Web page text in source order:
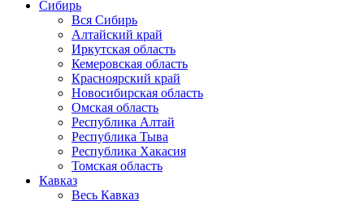
Сибирь
Вся Сибирь
Алтайский край
Иркутская область
Кемеровская область
Красноярский край
Новосибирская область
Омская область
Республика Алтай
Республика Тыва
Республика Хакасия
Томская область
Кавказ
Весь Кавказ